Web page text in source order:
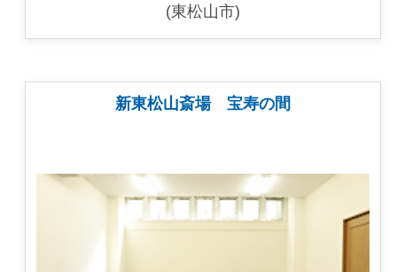
(東松山市)
新東松山斎場 宝寿の間